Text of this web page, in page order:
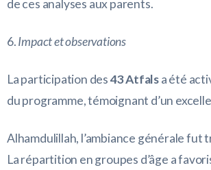
de ces analyses aux parents.
6.Impact et observations
La participation des43 Atfalsa été
du programme, témoignant d’un
Alhamdulillah, l’ambiance générale fut
La répartition en groupes d’âge a